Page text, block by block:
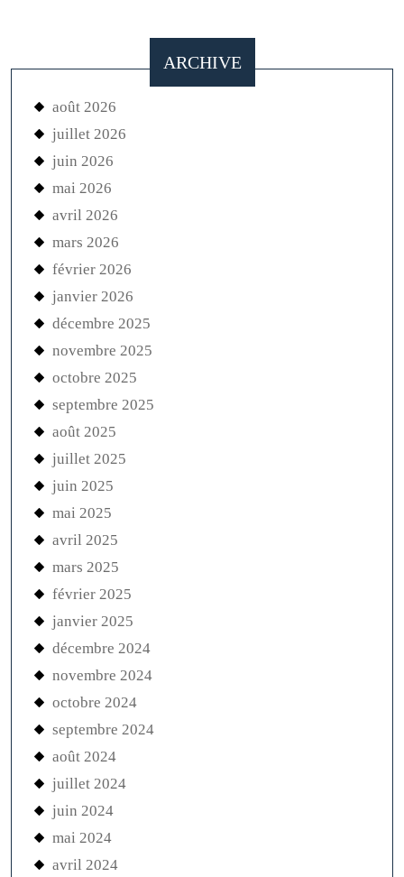
ARCHIVE
août 2026
juillet 2026
juin 2026
mai 2026
avril 2026
mars 2026
février 2026
janvier 2026
décembre 2025
novembre 2025
octobre 2025
septembre 2025
août 2025
juillet 2025
juin 2025
mai 2025
avril 2025
mars 2025
février 2025
janvier 2025
décembre 2024
novembre 2024
octobre 2024
septembre 2024
août 2024
juillet 2024
juin 2024
mai 2024
avril 2024